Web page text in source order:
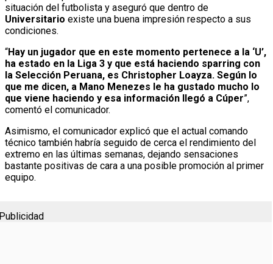
situación del futbolista y aseguró que dentro de
Universitario existe una buena impresión respecto a sus
condiciones.
“Hay un jugador que en este momento pertenece a la ‘U’,
ha estado en la Liga 3 y que está haciendo sparring con
la Selección Peruana, es Christopher Loayza. Según lo
que me dicen, a Mano Menezes le ha gustado mucho lo
que viene haciendo y esa información llegó a Cúper”,
comentó el comunicador.
Asimismo, el comunicador explicó que el actual comando
técnico también habría seguido de cerca el rendimiento del
extremo en las últimas semanas, dejando sensaciones
bastante positivas de cara a una posible promoción al primer
equipo.